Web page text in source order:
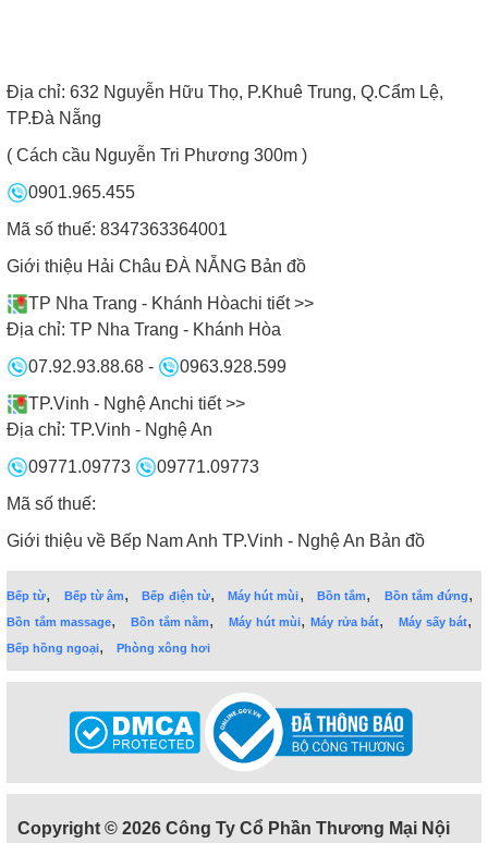
Địa chỉ: 632 Nguyễn Hữu Thọ, P.Khuê Trung, Q.Cẩm Lệ,
TP.Đà Nẵng
( Cách cầu Nguyễn Tri Phương 300m )
0901.965.455
Mã số thuế: 8347363364001
Giới thiệu Hải Châu ĐÀ NẴNG Bản đồ
TP Nha Trang - Khánh Hòachi tiết >>
Địa chỉ: TP Nha Trang - Khánh Hòa
07.92.93.88.68 -
0963.928.599
TP.Vinh - Nghệ Anchi tiết >>
Địa chỉ: TP.Vinh - Nghệ An
09771.09773
09771.09773
Mã số thuế:
Giới thiệu về Bếp Nam Anh TP.Vinh - Nghệ An Bản đồ
Bếp từ, Bếp từ âm,Bếp điện từ,Máy hút mùi, Bồn tắm, Bồn tắm đứng,
Bồn tắm massage,Bồn tắm nằm,Máy hút mùi,Máy rửa bát,Máy sấy bát,
Bếp hồng ngoại, Phòng xông hơi
Copyright © 2026 Công Ty Cổ Phần Thương Mại Nội